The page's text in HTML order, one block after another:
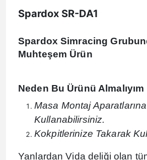
Spardox SR-DA1
Spardox Simracing
Muhteşem Ürün
Neden Bu Ürünü Almalıyım
Masa Montaj
Kullanabilirsiniz.
Kokpitlerinize Takarak
Yanlardan Vida deliği olan